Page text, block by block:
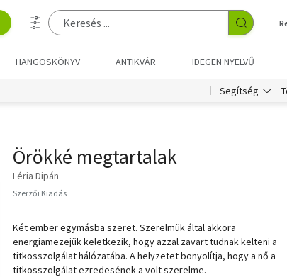
HANGOSKÖNYV ANTIKVÁR IDEGEN NYELVŰ
Segítség
Örökké megtartalak
Léria Dipán
Szerzői Kiadás
Két ember egymásba szeret. Szerelmük által akkora
energiamezejük keletkezik, hogy azzal zavart tudnak kelteni a
titkosszolgálat hálózatába. A helyzetet bonyolítja, hogy a nő a
titkosszolgálat ezredesének a volt szerelme.